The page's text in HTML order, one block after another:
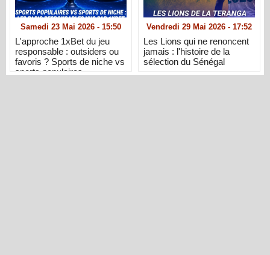
Samedi 23 Mai 2026 - 15:50
L'approche 1xBet du jeu
responsable : outsiders ou
favoris ? Sports de niche vs
sports populaires
Vendredi 29 Mai 2026 - 17:52
Les Lions qui ne renoncent
jamais : l'histoire de la
sélection du Sénégal